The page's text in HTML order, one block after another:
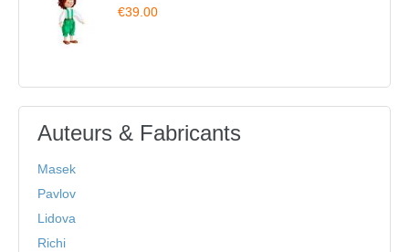
€39.00
Auteurs & Fabricants
Masek
Pavlov
Lidova
Richi